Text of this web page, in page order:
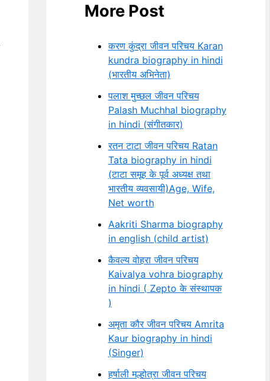
More Post
करण कुंद्रा जीवन परिचय Karan
kundra biography in hindi
(भारतीय अभिनेता)
पलाश मुच्छल जीवन परिचय
Palash Muchhal biography
in hindi (संगीतकार)
रतन टाटा जीवन परिचय Ratan
Tata biography in hindi
(टाटा समूह के पूर्व अध्यक्ष तथा
भारतीय व्यवसायी)Age, Wife,
Net worth
Aakriti Sharma biography
in english (child artist)
कैवल्य वोहरा जीवन परिचय
Kaivalya vohra biography
in hindi ( Zepto के संस्थापक
)
अमृता कौर जीवन परिचय Amrita
Kaur biography in hindi
(Singer)
हर्षाली मल्होत्रा जीवन परिचय